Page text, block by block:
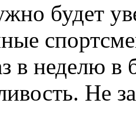
будет
в неделю
Не